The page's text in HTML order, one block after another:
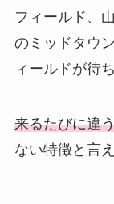
フィールド、
のミッドタウ
ィールドが待
来るたびに違
ない特徴と言